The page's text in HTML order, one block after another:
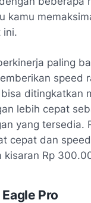
kamu
ini.
paling
speed
ditingkatkan
lebih cepat
yang tersedia.
cepat dan
kisaran Rp
Pro